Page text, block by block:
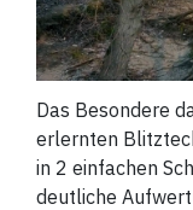
Das Besondere
erlernten
in 2 einfachen
deutliche